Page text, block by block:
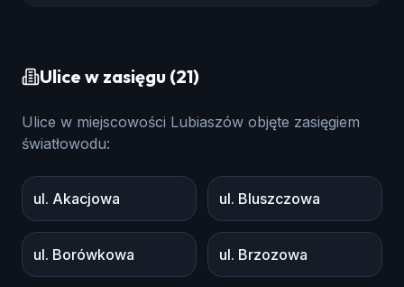
Ulice w zasięgu (21)
Ulice w miejscowości Lubiaszów objęte zasięgiem
światłowodu:
ul. Akacjowa ul. Bluszczowa
ul. Borówkowa ul. Brzozowa